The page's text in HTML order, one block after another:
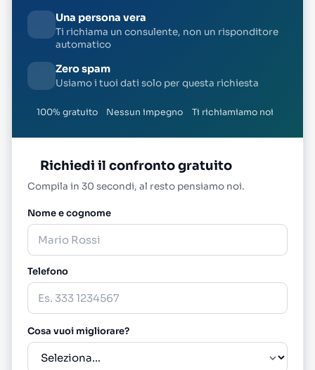
Una persona vera
Ti richiama un consulente, non un risponditore
automatico
Zero spam
Usiamo i tuoi dati solo per questa richiesta
100% gratuito Nessun impegno Ti richiamiamo noi
Richiedi il confronto gratuito
Compila in 30 secondi, al resto pensiamo noi.
Nome e cognome
Telefono
Cosa vuoi migliorare?